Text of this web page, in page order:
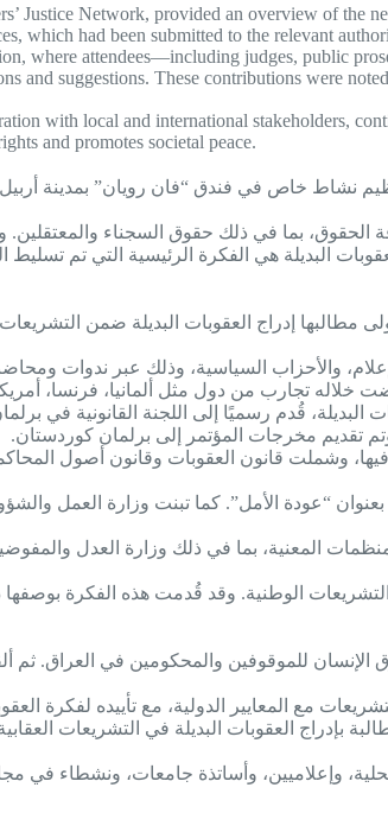
Justice Network, provided an overview of the
which had been submitted to the relevant
where attendees—including judges, public
and suggestions. These contributions were
with local and international stakeholders,
and promotes societal peace.
هذا اليوم من خلال تنظيم نشاط خاص في فندق “فان رويان”
الحقوق، بما في ذلك حقوق السجناء والمعتقلين.
البديلة هي الفكرة الرئيسية التي تم تسليط
وكان أولى مطالبها إدراج العقوبات البديلة ضمن
خلاله تجارب من دول مثل ألمانيا، فرنسا،
رسميًا إلى اللجنة القانونية في برلمان كوردستان
مهم فيها، وشملت قانون العقوبات وقانون أصول
بعنوان “عودة الأمل”. كما تبنت وزارة العمل
المعنية، بما في ذلك وزارة العدل
في التشريعات الوطنية. وقد قُدمت هذه الفكرة
للموقوفين والمحكومين في العراق. ثم
مع المعايير الدولية، مع تأييده لفكرة
العقوبات البديلة في التشريعات
وإعلاميين، وأساتذة جامعات، ونشطاء في